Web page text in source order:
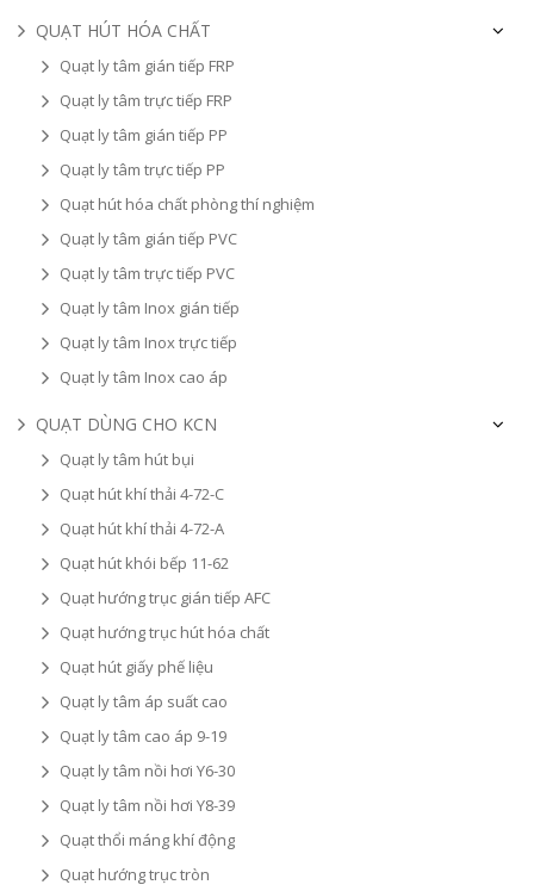
QUẠT HÚT HÓA CHẤT
Quạt ly tâm gián tiếp FRP
Quạt ly tâm trực tiếp FRP
Quạt ly tâm gián tiếp PP
Quạt ly tâm trực tiếp PP
Quạt hút hóa chất phòng thí nghiệm
Quạt ly tâm gián tiếp PVC
Quạt ly tâm trực tiếp PVC
Quạt ly tâm Inox gián tiếp
Quạt ly tâm Inox trực tiếp
Quạt ly tâm Inox cao áp
QUẠT DÙNG CHO KCN
Quạt ly tâm hút bụi
Quạt hút khí thải 4-72-C
Quạt hút khí thải 4-72-A
Quạt hút khói bếp 11-62
Quạt hướng trục gián tiếp AFC
Quạt hướng trục hút hóa chất
Quạt hút giấy phế liệu
Quạt ly tâm áp suất cao
Quạt ly tâm cao áp 9-19
Quạt ly tâm nồi hơi Y6-30
Quạt ly tâm nồi hơi Y8-39
Quạt thổi máng khí động
Quạt hướng trục tròn